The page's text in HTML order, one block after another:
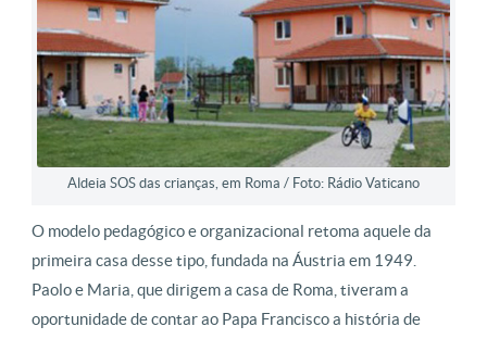
Aldeia SOS das crianças, em Roma / Foto: Rádio Vaticano
O modelo pedagógico e organizacional retoma aquele da
primeira casa desse tipo, fundada na Áustria em 1949.
Paolo e Maria, que dirigem a casa de Roma, tiveram a
oportunidade de contar ao Papa Francisco a história de